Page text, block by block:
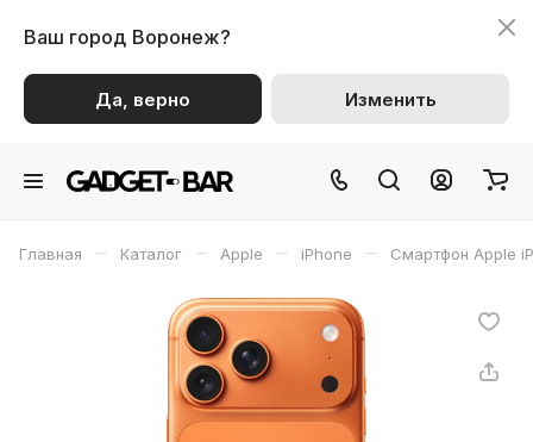
Ваш город Воронеж?
Да, верно Изменить
Главная – Каталог – Apple – iPhone – Смартфон Apple